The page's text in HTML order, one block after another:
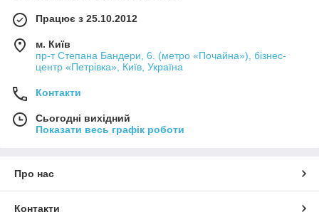
Працює з 25.10.2012
м. Київ
пр-т Степана Бандери, 6. (метро «Почайна»), бізнес-
центр «Петрівка», Київ, Україна
Контакти
Сьогодні вихідний
Показати весь графік роботи
Про нас
Контакти